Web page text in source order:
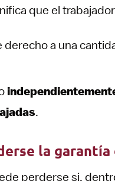
que el
a una
.
la garantía
perderse si,